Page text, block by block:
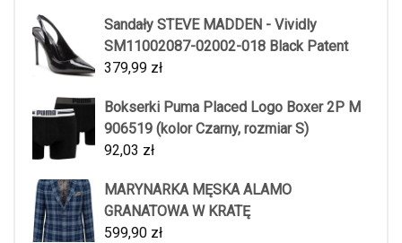
Sandały STEVE MADDEN - Vividly
SM11002087-02002-018 Black Patent
379,99 zł
Bokserki Puma Placed Logo Boxer 2P M
906519 (kolor Czarny, rozmiar S)
92,03 zł
MARYNARKA MĘSKA ALAMO
GRANATOWA W KRATĘ
599,90 zł